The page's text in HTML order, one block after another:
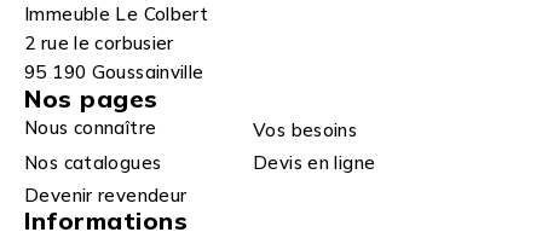
Immeuble Le Colbert
2 rue le corbusier
95 190 Goussainville
Nos pages
Nous connaître
Vos besoins
Nos catalogues
Devis en ligne
Devenir revendeur
Informations